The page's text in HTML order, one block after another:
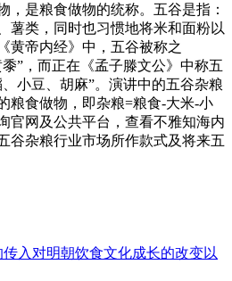
是粮食做物的统称。五谷是指：
薯类，同时也习惯地将米和面粉以
黄帝内经》中，五谷被称之
”，而正在《孟子滕文公》中称五
小豆、胡麻”。演讲中的五谷杂粮
粮食做物，即杂粮=粮食-大米-小
官网及公共平台，查看不雅知海内
谷杂粮行业市场所作款式及将来五
入对明朝饮食文化成长的改变以